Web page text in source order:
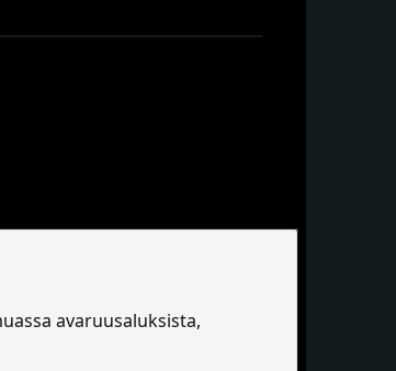
avaruusaluksista,